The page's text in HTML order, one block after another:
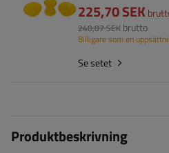
225,70 SEK
240,07 SEK brutto
Billigare som en
Se setet
Produktbeskrivning